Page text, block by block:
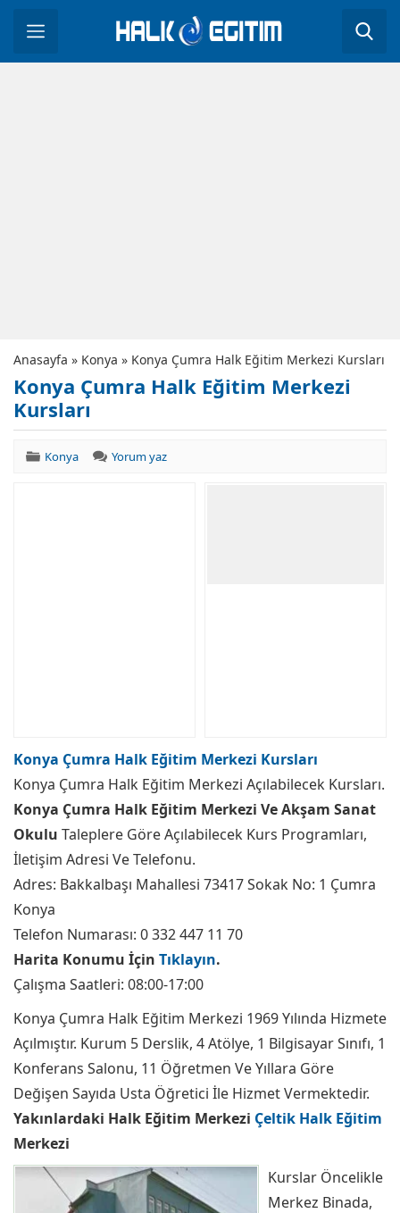
Anasayfa » Konya » Konya Çumra Halk Eğitim Merkezi Kursları
Konya Çumra Halk Eğitim Merkezi
Kursları
Konya Yorum yaz
Konya Çumra Halk Eğitim Merkezi Kursları
Konya Çumra Halk Eğitim Merkezi Açılabilecek Kursları.
Konya Çumra Halk Eğitim Merkezi Ve Akşam Sanat
Okulu Taleplere Göre Açılabilecek Kurs Programları,
İletişim Adresi Ve Telefonu.
Adres: Bakkalbaşı Mahallesi 73417 Sokak No: 1 Çumra
Konya
Telefon Numarası: 0 332 447 11 70
Harita Konumu İçin Tıklayın.
Çalışma Saatleri: 08:00-17:00
Konya Çumra Halk Eğitim Merkezi 1969 Yılında Hizmete
Açılmıştır. Kurum 5 Derslik, 4 Atölye, 1 Bilgisayar Sınıfı, 1
Konferans Salonu, 11 Öğretmen Ve Yıllara Göre
Değişen Sayıda Usta Öğretici İle Hizmet Vermektedir.
Yakınlardaki Halk Eğitim Merkezi Çeltik Halk Eğitim
Merkezi
Kurslar Öncelikle
Merkez Binada,